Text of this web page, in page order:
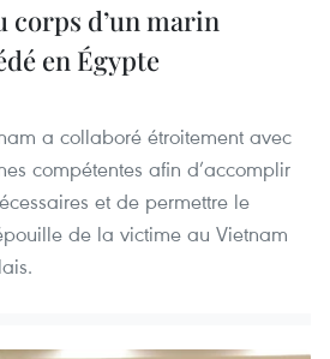
d’un marin
en Égypte
a collaboré étroitement avec
compétentes afin d’accomplir
et de permettre le
de la victime au Vietnam